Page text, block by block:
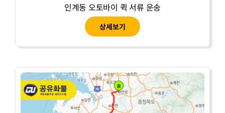
인계동 오토바이 퀵 서류 운송
상세보기